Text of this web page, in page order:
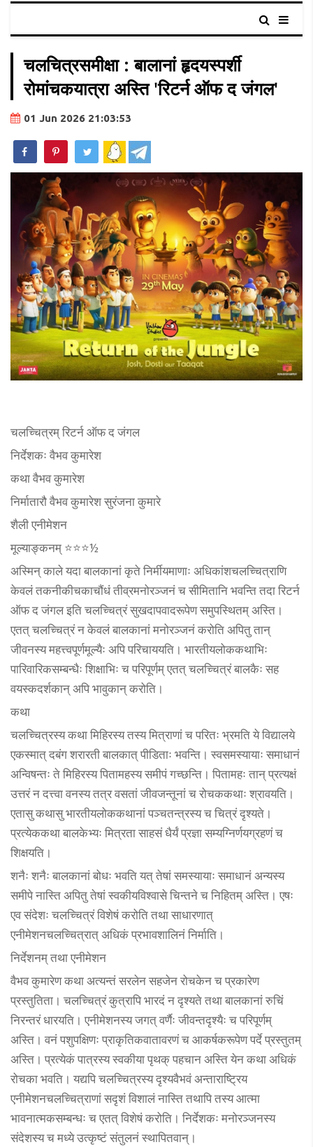
चलचित्रसमीक्षा : बालानां हृदयस्पर्शी
रोमांचकयात्रा अस्ति 'रिटर्न ऑफ द जंगल'
01 Jun 2026 21:03:53
चलच्चित्रम् रिटर्न ऑफ द जंगल
निर्देशकः वैभव कुमारेश
कथा वैभव कुमारेश
निर्मातारौ वैभव कुमारेश सुरंजना कुमारे
शैली एनीमेशन
मूल्याङ्कनम् ⭐⭐⭐½
अस्मिन् काले यदा बालकानां कृते निर्मीयमाणाः अधिकांशचलच्चित्राणि
केवलं तकनीकीचकाचौंधं तीव्रमनोरञ्जनं च सीमितानि भवन्ति तदा रिटर्न
ऑफ द जंगल इति चलच्चित्रं सुखदापवादरूपेण समुपस्थितम् अस्ति।
एतत् चलच्चित्रं न केवलं बालकानां मनोरञ्जनं करोति अपितु तान्
जीवनस्य महत्त्वपूर्णमूल्यैः अपि परिचाययति। भारतीयलोककथाभिः
पारिवारिकसम्बन्धैः शिक्षाभिः च परिपूर्णम् एतत् चलच्चित्रं बालकैः सह
वयस्कदर्शकान् अपि भावुकान् करोति।
कथा
चलच्चित्रस्य कथा मिहिरस्य तस्य मित्राणां च परितः भ्रमति ये विद्यालये
एकस्मात् दबंग शरारती बालकात् पीडिताः भवन्ति। स्वसमस्यायाः समाधानं
अन्विषन्तः ते मिहिरस्य पितामहस्य समीपं गच्छन्ति। पितामहः तान् प्रत्यक्षं
उत्तरं न दत्त्वा वनस्य तत्र वसतां जीवजन्तूनां च रोचककथाः श्रावयति।
एतासु कथासु भारतीयलोककथानां पञ्चतन्त्रस्य च चित्रं दृश्यते।
प्रत्येककथा बालकेभ्यः मित्रता साहसं धैर्यं प्रज्ञा सम्यग्निर्णयग्रहणं च
शिक्षयति।
शनैः शनैः बालकानां बोधः भवति यत् तेषां समस्यायाः समाधानं अन्यस्य
समीपे नास्ति अपितु तेषां स्वकीयविश्वासे चिन्तने च निहितम् अस्ति। एषः
एव संदेशः चलच्चित्रं विशेषं करोति तथा साधारणात्
एनीमेशनचलच्चित्रात् अधिकं प्रभावशालिनं निर्माति।
निर्देशनम् तथा एनीमेशन
वैभव कुमारेण कथा अत्यन्तं सरलेन सहजेन रोचकेन च प्रकारेण
प्रस्तुतिता। चलच्चित्रं कुत्रापि भारदं न दृश्यते तथा बालकानां रुचिं
निरन्तरं धारयति। एनीमेशनस्य जगत् वर्णैः जीवन्तदृश्यैः च परिपूर्णम्
अस्ति। वनं पशुपक्षिणः प्राकृतिकवातावरणं च आकर्षकरूपेण पर्दे प्रस्तुतम्
अस्ति। प्रत्येकं पात्रस्य स्वकीया पृथक् पहचान अस्ति येन कथा अधिकं
रोचका भवति। यद्यपि चलच्चित्रस्य दृश्यवैभवं अन्ताराष्ट्रिय
एनीमेशनचलच्चित्राणां सदृशं विशालं नास्ति तथापि तस्य आत्मा
भावनात्मकसम्बन्धः च एतत् विशेषं करोति। निर्देशकः मनोरञ्जनस्य
संदेशस्य च मध्ये उत्कृष्टं संतुलनं स्थापितवान्।